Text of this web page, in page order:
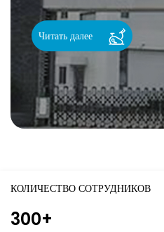
Читать далее
КОЛИЧЕСТВО СОТРУДНИКОВ
300+